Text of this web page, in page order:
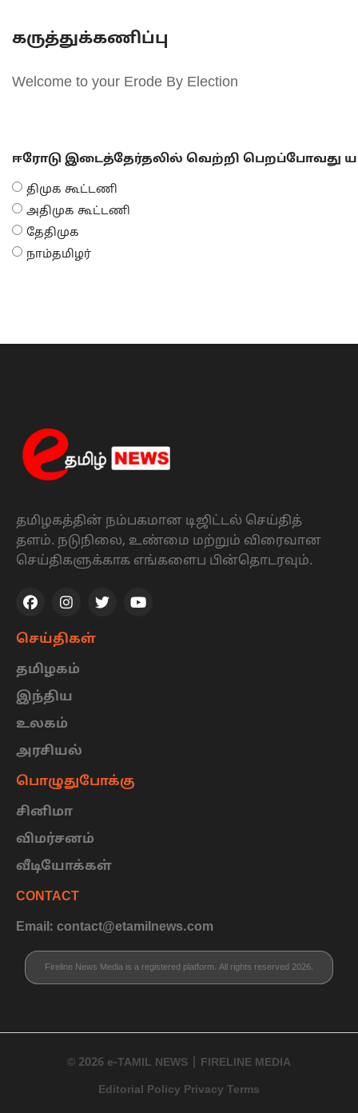
கருத்துக்கணிப்பு
Welcome to your Erode By Election
ஈரோடு இடைத்தேர்தலில் வெற்றி பெறப்போவது
திமுக கூட்டணி
அதிமுக கூட்டணி
தேதிமுக
நாம்தமிழர்
தமிழகத்தின் நம்பகமான டிஜிட்டல் செய்தித்
தளம். நடுநிலை, உண்மை மற்றும் விரைவான
செய்திகளுக்காக எங்களைப பின்தொடரவும்.
செய்திகள்
தமிழகம்
இந்திய
உலகம்
அரசியல்
பொழுதுபோக்கு
சினிமா
விமர்சனம்
வீடியோக்கள்
CONTACT
Email: contact@etamilnews.com
Fireline News Media is a registered platform. All rights reserved 2026.
© 2026 e-TAMIL NEWS | FIRELINE MEDIA
Editorial Policy Privacy Terms